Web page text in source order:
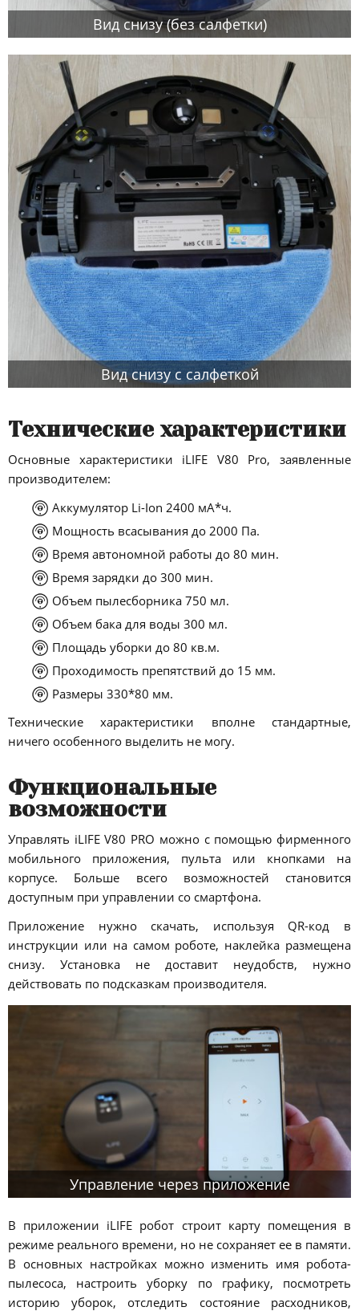
Вид снизу (без салфетки)
Вид снизу с салфеткой
Технические характеристики
Основные характеристики iLIFE V80 Pro, заявленные
производителем:
Аккумулятор Li-Ion 2400 мА*ч.
Мощность всасывания до 2000 Па.
Время автономной работы до 80 мин.
Время зарядки до 300 мин.
Объем пылесборника 750 мл.
Объем бака для воды 300 мл.
Площадь уборки до 80 кв.м.
Проходимость препятствий до 15 мм.
Размеры 330*80 мм.
Технические характеристики вполне стандартные,
ничего особенного выделить не могу.
Функциональные
возможности
Управлять iLIFE V80 PRO можно с помощью фирменного
мобильного приложения, пульта или кнопками на
корпусе. Больше всего возможностей становится
доступным при управлении со смартфона.
Приложение нужно скачать, используя QR-код в
инструкции или на самом роботе, наклейка размещена
снизу. Установка не доставит неудобств, нужно
действовать по подсказкам производителя.
Управление через приложение
В приложении iLIFE робот строит карту помещения в
режиме реального времени, но не сохраняет ее в памяти.
В основных настройках можно изменить имя робота-
пылесоса, настроить уборку по графику, посмотреть
историю уборок, отследить состояние расходников,